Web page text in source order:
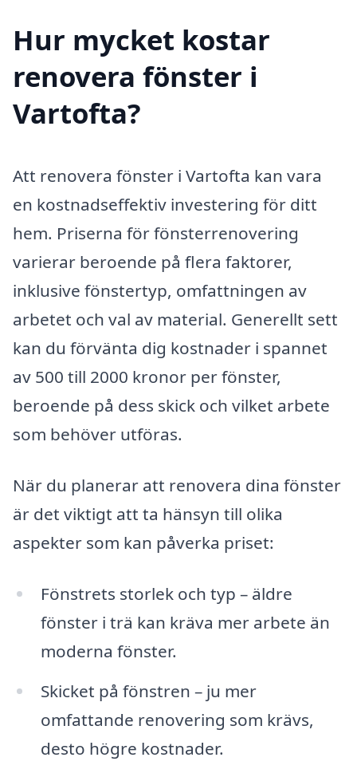
Hur mycket kostar
renovera fönster i
Vartofta?
Att renovera fönster i Vartofta kan vara
en kostnadseffektiv investering för ditt
hem. Priserna för fönsterrenovering
varierar beroende på flera faktorer,
inklusive fönstertyp, omfattningen av
arbetet och val av material. Generellt sett
kan du förvänta dig kostnader i spannet
av 500 till 2000 kronor per fönster,
beroende på dess skick och vilket arbete
som behöver utföras.
När du planerar att renovera dina fönster
är det viktigt att ta hänsyn till olika
aspekter som kan påverka priset:
Fönstrets storlek och typ – äldre
fönster i trä kan kräva mer arbete än
moderna fönster.
Skicket på fönstren – ju mer
omfattande renovering som krävs,
desto högre kostnader.